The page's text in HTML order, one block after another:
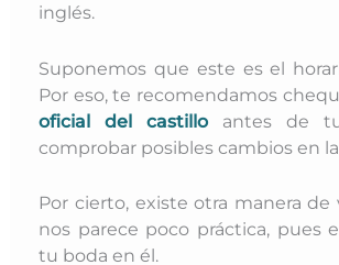
inglés.
Suponemos que este es el
Por eso, te recomendamos
oficial del castilloantes de tu
comprobar posibles cambios en
Por cierto, existe otra manera de
nos parece poco práctica, pues
tu boda en él.